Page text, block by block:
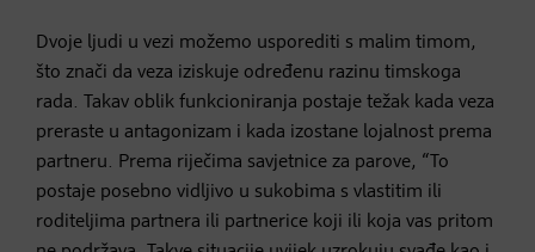
Dvoje ljudi u vezi možemo usporediti s malim timom,
što znači da veza iziskuje određenu razinu timskoga
rada. Takav oblik funkcioniranja postaje težak kada veza
preraste u antagonizam i kada izostane lojalnost prema
partneru. Prema riječima savjetnice za parove, “To
postaje posebno vidljivo u sukobima s vlastitim ili
roditeljima partnera ili partnerice koji ili koja vas pritom